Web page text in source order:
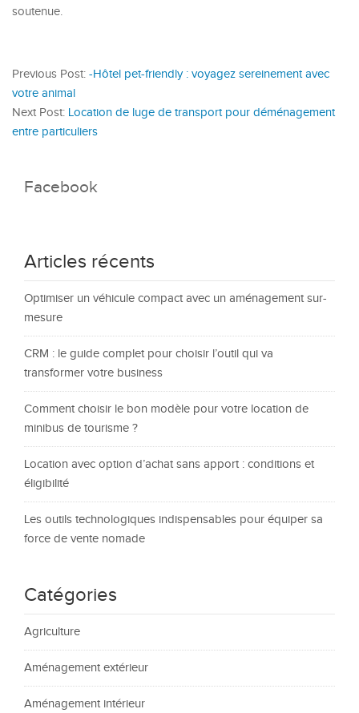
soutenue.
Previous Post: -Hôtel pet-friendly : voyagez sereinement avec
votre animal
Next Post: Location de luge de transport pour déménagement
entre particuliers
Facebook
Articles récents
Optimiser un véhicule compact avec un aménagement sur-
mesure
CRM : le guide complet pour choisir l’outil qui va
transformer votre business
Comment choisir le bon modèle pour votre location de
minibus de tourisme ?
Location avec option d’achat sans apport : conditions et
éligibilité
Les outils technologiques indispensables pour équiper sa
force de vente nomade
Catégories
Agriculture
Aménagement extérieur
Aménagement intérieur